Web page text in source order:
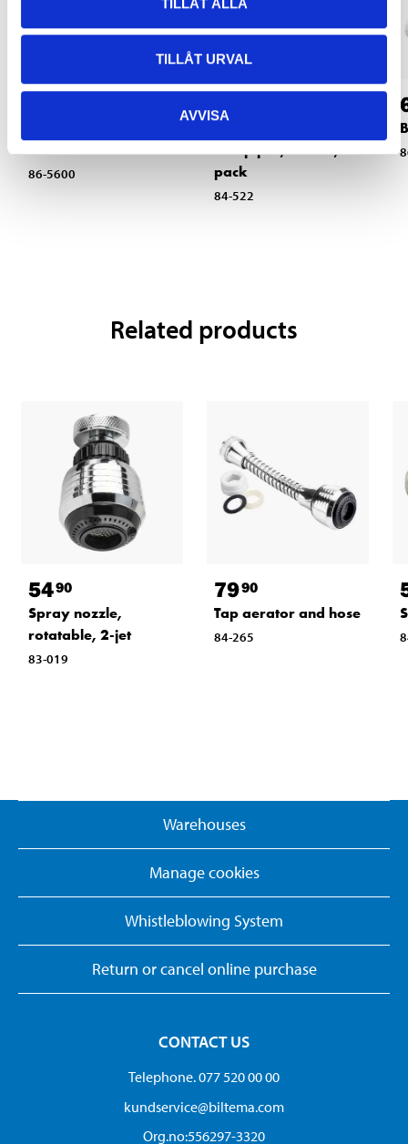
TILLÅT URVAL
AVVISA
lever
86-5600
54
PEX pipes, 15 mm, 5-
pack
84-522
Related products
5490
Spray nozzle,
rotatable, 2-jet
83-019
7990
Tap aerator and hose
84-265
Warehouses
Manage cookies
Whistleblowing System
Return or cancel online purchase
CONTACT US
Telephone. 077 520 00 00
kundservice@biltema.com
Org.no:556297-3320